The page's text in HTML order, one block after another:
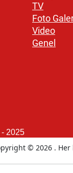
TV
Foto
Video
Genel
2025
© 2026 . Her